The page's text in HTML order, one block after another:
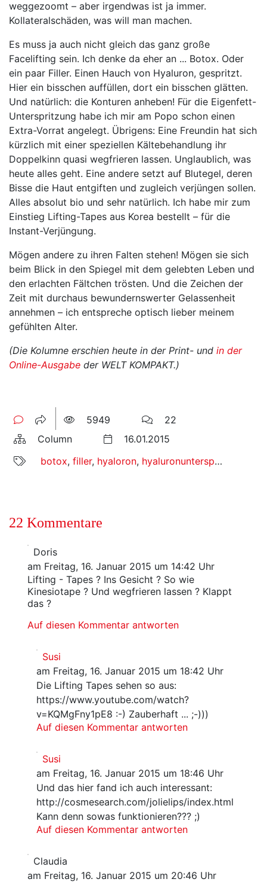
weggezoomt – aber irgendwas ist ja immer.
Kollateralschäden, was will man machen.
Es muss ja auch nicht gleich das ganz große
Facelifting sein. Ich denke da eher an ... Botox. Oder
ein paar Filler. Einen Hauch von Hyaluron, gespritzt.
Hier ein bisschen auffüllen, dort ein bisschen glätten.
Und natürlich: die Konturen anheben! Für die Eigenfett-
Unterspritzung habe ich mir am Popo schon einen
Extra-Vorrat angelegt. Übrigens: Eine Freundin hat sich
kürzlich mit einer speziellen Kältebehandlung ihr
Doppelkinn quasi wegfrieren lassen. Unglaublich, was
heute alles geht. Eine andere setzt auf Blutegel, deren
Bisse die Haut entgiften und zugleich verjüngen sollen.
Alles absolut bio und sehr natürlich. Ich habe mir zum
Einstieg Lifting-Tapes aus Korea bestellt – für die
Instant-Verjüngung.
Mögen andere zu ihren Falten stehen! Mögen sie sich
beim Blick in den Spiegel mit dem gelebten Leben und
den erlachten Fältchen trösten. Und die Zeichen der
Zeit mit durchaus bewundernswerter Gelassenheit
annehmen – ich entspreche optisch lieber meinem
gefühlten Alter.
(Die Kolumne erschien heute in der Print- und in der
Online-Ausgabe der WELT KOMPAKT.)
5949
22
Column
16.01.2015
botox, filler, hyaloron, hyaluronunterspritzung
22 Kommentare
Doris
am Freitag, 16. Januar 2015 um 14:42 Uhr
Lifting - Tapes ? Ins Gesicht ? So wie
Kinesiotape ? Und wegfrieren lassen ? Klappt
das ?
Auf diesen Kommentar antworten
Susi
am Freitag, 16. Januar 2015 um 18:42 Uhr
Die Lifting Tapes sehen so aus:
https://www.youtube.com/watch?
v=KQMgFny1pE8 :-) Zauberhaft ... ;-)))
Auf diesen Kommentar antworten
Susi
am Freitag, 16. Januar 2015 um 18:46 Uhr
Und das hier fand ich auch interessant:
http://cosmesearch.com/jolielips/index.html
Kann denn sowas funktionieren??? ;)
Auf diesen Kommentar antworten
Claudia
am Freitag, 16. Januar 2015 um 20:46 Uhr